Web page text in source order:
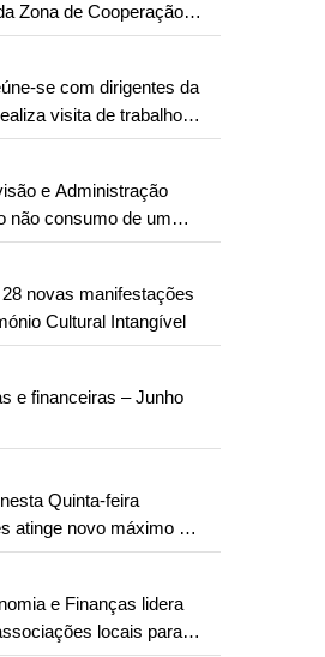
Zona de Cooperação
e Macau em
se com dirigentes da
visita de trabalho
e Administração
não consumo de um
medicamentosas
novas manifestações
Cultural Intangível
e financeiras – Junho
Quinta-feira
atinge novo máximo em
e Finanças lidera
locais para